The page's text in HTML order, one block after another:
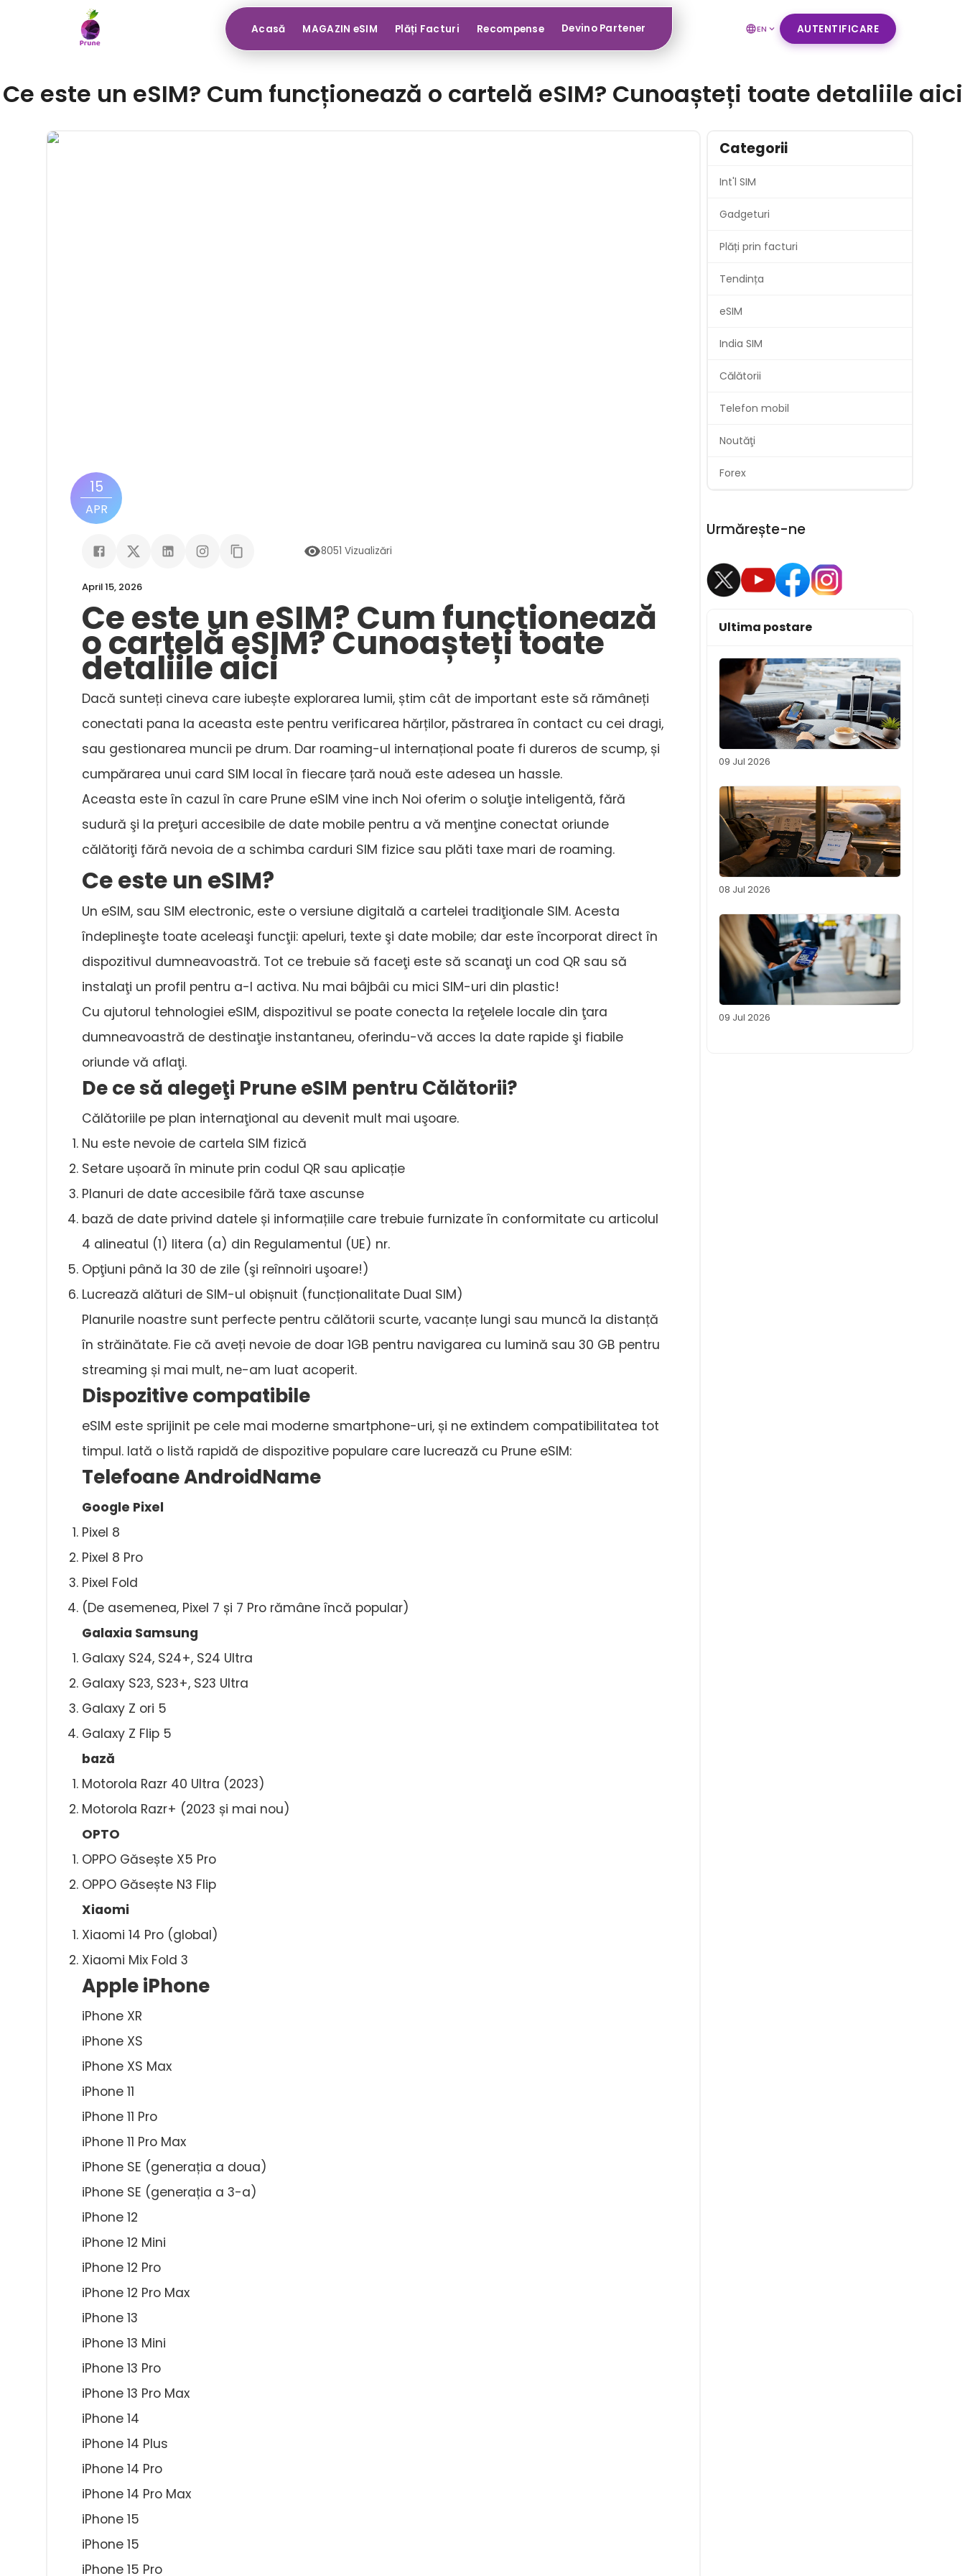
Acasă MAGAZIN eSIM Plăți Facturi Recompense Devino Partener EN AUTENTIFICARE
Ce este un eSIM? Cum funcționează o cartelă eSIM? Cunoașteți toate detaliile aici
15
APR
8051 Vizualizări
April 15, 2026
Ce este un eSIM? Cum funcționează
o cartelă eSIM? Cunoașteți toate
detaliile aici
Dacă sunteți cineva care iubește explorarea lumii, știm cât de important este să rămâneți
conectati pana la aceasta este pentru verificarea hărților, păstrarea în contact cu cei dragi,
sau gestionarea muncii pe drum. Dar roaming-ul internațional poate fi dureros de scump, și
cumpărarea unui card SIM local în fiecare țară nouă este adesea un hassle.
Aceasta este în cazul în care Prune eSIM vine inch Noi oferim o soluţie inteligentă, fără
sudură şi la preţuri accesibile de date mobile pentru a vă menţine conectat oriunde
călătoriţi fără nevoia de a schimba carduri SIM fizice sau plăti taxe mari de roaming.
Ce este un eSIM?
Un eSIM, sau SIM electronic, este o versiune digitală a cartelei tradiţionale SIM. Acesta
îndeplineşte toate aceleaşi funcţii: apeluri, texte şi date mobile; dar este încorporat direct în
dispozitivul dumneavoastră. Tot ce trebuie să faceţi este să scanaţi un cod QR sau să
instalaţi un profil pentru a-l activa. Nu mai bâjbâi cu mici SIM-uri din plastic!
Cu ajutorul tehnologiei eSIM, dispozitivul se poate conecta la reţelele locale din ţara
dumneavoastră de destinaţie instantaneu, oferindu-vă acces la date rapide şi fiabile
oriunde vă aflaţi.
De ce să alegeţi Prune eSIM pentru Călătorii?
Călătoriile pe plan internaţional au devenit mult mai uşoare.
Nu este nevoie de cartela SIM fizică
Setare ușoară în minute prin codul QR sau aplicație
Planuri de date accesibile fără taxe ascunse
bază de date privind datele și informațiile care trebuie furnizate în conformitate cu articolul
4 alineatul (1) litera (a) din Regulamentul (UE) nr.
Opţiuni până la 30 de zile (şi reînnoiri uşoare!)
Lucrează alături de SIM-ul obișnuit (funcționalitate Dual SIM)
Planurile noastre sunt perfecte pentru călătorii scurte, vacanțe lungi sau muncă la distanță
în străinătate. Fie că aveți nevoie de doar 1GB pentru navigarea cu lumină sau 30 GB pentru
streaming și mai mult, ne-am luat acoperit.
Dispozitive compatibile
eSIM este sprijinit pe cele mai moderne smartphone-uri, și ne extindem compatibilitatea tot
timpul. Iată o listă rapidă de dispozitive populare care lucrează cu Prune eSIM:
Telefoane AndroidName
Google Pixel
Pixel 8
Pixel 8 Pro
Pixel Fold
(De asemenea, Pixel 7 și 7 Pro rămâne încă popular)
Galaxia Samsung
Galaxy S24, S24+, S24 Ultra
Galaxy S23, S23+, S23 Ultra
Galaxy Z ori 5
Galaxy Z Flip 5
bază
Motorola Razr 40 Ultra (2023)
Motorola Razr+ (2023 și mai nou)
OPTO
OPPO Găsește X5 Pro
OPPO Găsește N3 Flip
Xiaomi
Xiaomi 14 Pro (global)
Xiaomi Mix Fold 3
Apple iPhone
iPhone XR
iPhone XS
iPhone XS Max
iPhone 11
iPhone 11 Pro
iPhone 11 Pro Max
iPhone SE (generația a doua)
iPhone SE (generația a 3-a)
iPhone 12
iPhone 12 Mini
iPhone 12 Pro
iPhone 12 Pro Max
iPhone 13
iPhone 13 Mini
iPhone 13 Pro
iPhone 13 Pro Max
iPhone 14
iPhone 14 Plus
iPhone 14 Pro
iPhone 14 Pro Max
iPhone 15
iPhone 15
iPhone 15 Pro
Categorii
Int'l SIM
Gadgeturi
Plăți prin facturi
Tendința
eSIM
India SIM
Călătorii
Telefon mobil
Noutăţi
Forex
Urmărește-ne
Ultima postare
09 Jul 2026
08 Jul 2026
09 Jul 2026